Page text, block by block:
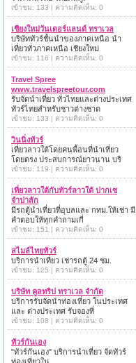
เข้าชม: 133 | ความคิดเห็น: 0
เชียงใหม่วันเดอร์แลนด์ ทราเวล
บริษัททัวร์ชั้นนำของภาคเหนือ นำ
เที่ยวทั่วภาคเหนือ เชียงใหม่
เข้าชม: 116 | ความคิดเห็น: 0
Travel Spree
www.travelspreetour.com
รับจัดนำเที่ยว ทั่วไทยและต่างประเทศ
ทัวร์ไทยสำหรับชาวต่างชาต
เข้าชม: 133 | ความคิดเห็น: 0
วินนิ่งทัวร์
เที่ยวลาวใต้โดยคนพื้อนที่นำเที่ยว
โดยตรง ประสบการณ์ยาวนาน บริ
เข้าชม: 119 | ความคิดเห็น: 0
เที่ยวลาวใต้กับทัวร์ลาวใต้ ปากเซ
จำปาสัก
มีรถตู้นำเที่ยวที่อุบลและ กทม.ให้เช่า มี
คำตอบให้ทุกคำถามเกี่
เข้าชม: 151 | ความคิดเห็น: 0
สไมล์ไทยทัวร์
บริการนำเที่ยว เช่ารถตู้ 24 ชม.
เข้าชม: 125 | ความคิดเห็น: 0
บริษัท คูลทริป ทราเวล จำกัด
บริการรับจัดนำท่องเที่ยว ในประเทศ
และ ต่างประเทศ รับจองที่
เข้าชม: 108 | ความคิดเห็น: 0
ทัวร์กันเอง
"ทัวร์กันเอง" บริการนำเที่ยว จัดทัวร์